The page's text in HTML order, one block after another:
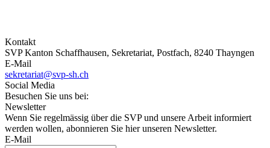
Kontakt
SVP Kanton Schaffhausen, Sekretariat, Postfach, 8240 Thayngen
E-Mail
sekretariat@svp-sh.ch
Social Media
Besuchen Sie uns bei:
Newsletter
Wenn Sie regelmässig über die SVP und unsere Arbeit informiert
werden wollen, abonnieren Sie hier unseren Newsletter.
E-Mail